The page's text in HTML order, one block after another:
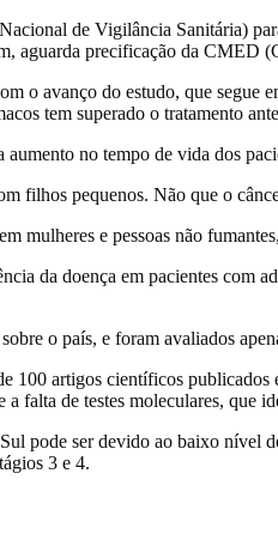
de Vigilância Sanitária)
aguarda precificação da CMED
o avanço do estudo, que
tem superado o tratamento
no tempo de vida dos
filhos pequenos. Não que o
mulheres e pessoas não
da doença em pacientes com
o país, e foram avaliados
100 artigos científicos
falta de testes moleculares, que
pode ser devido ao baixo nível
3 e 4.